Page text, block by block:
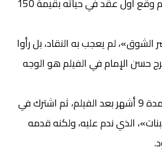
لم يعجب به النقاد، بل رأوا
حسن الإمام في الفيلم هو الوجه
ظل عاطلا عن العمل لمدة 9 أشهر بعد الفيلم، ثم اشترك في
الذي ندم عليه، ولكنه قدمه